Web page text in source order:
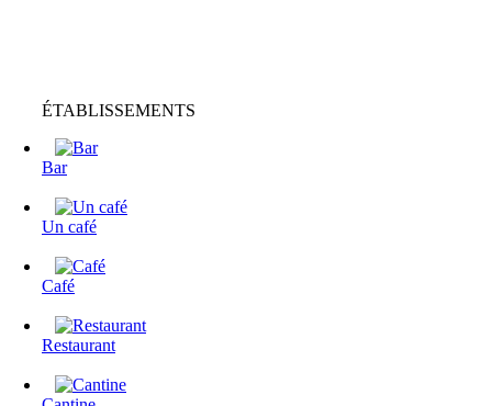
ÉTABLISSEMENTS
Bar
Un café
Café
Restaurant